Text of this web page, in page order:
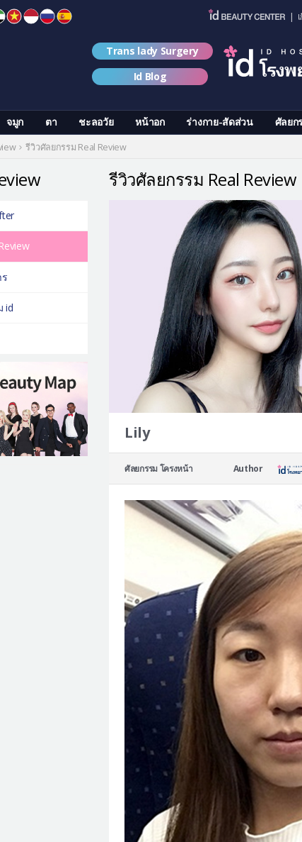
|
จมูก ตา ชะลอวัย หน้าอก ร่างกาย-สัดส่วน ศัลยก
Trans lady Surgery
Id Blog
รีวิวศัลยกรรม Real Review
รีวิวศัลยกรรม Real Review
Lily
ศัลยกรรม โครงหน้า Author
id